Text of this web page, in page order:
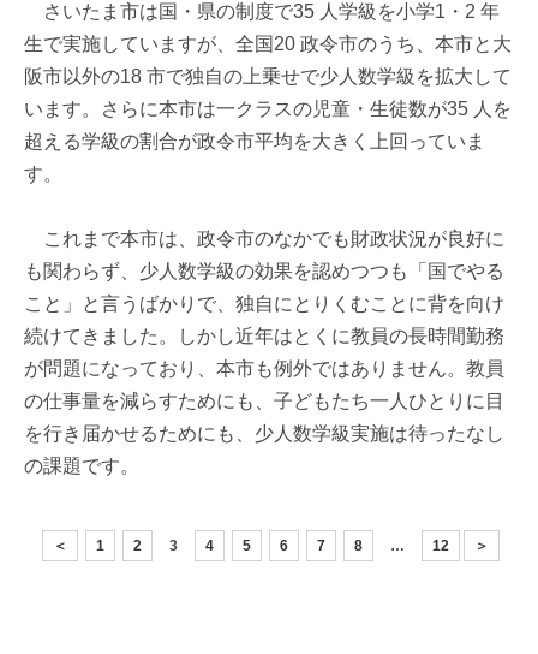
さいたま市は国・県の制度で35 人学級を小学1・2 年
生で実施していますが、全国20 政令市のうち、本市と大
阪市以外の18 市で独自の上乗せで少人数学級を拡大して
います。さらに本市は一クラスの児童・生徒数が35 人を
超える学級の割合が政令市平均を大きく上回っていま
す。
これまで本市は、政令市のなかでも財政状況が良好に
も関わらず、少人数学級の効果を認めつつも「国でやる
こと」と言うばかりで、独自にとりくむことに背を向け
続けてきました。しかし近年はとくに教員の長時間勤務
が問題になっており、本市も例外ではありません。教員
の仕事量を減らすためにも、子どもたち一人ひとりに目
を行き届かせるためにも、少人数学級実施は待ったなし
の課題です。
＜ 1 2 3 4 5 6 7 8 … 12 ＞